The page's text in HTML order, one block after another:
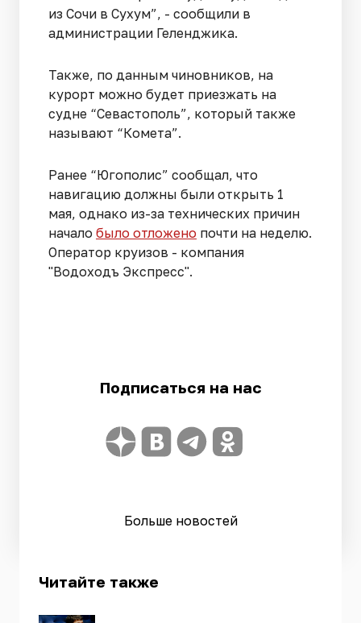
из Сочи в Сухум”, - сообщили в
администрации Геленджика.
Также, по данным чиновников, на
курорт можно будет приезжать на
судне “Севастополь”, который также
называют “Комета”.
Ранее “Югополис” сообщал, что
навигацию должны были открыть 1
мая, однако из-за технических причин
начало было отложено почти на неделю.
Оператор круизов - компания
"Водоходъ Экспресс".
Подписаться на нас
Больше новостей
Читайте также